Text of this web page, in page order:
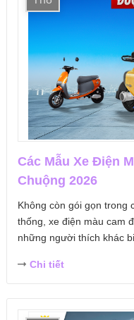
Các Mẫu Xe Điện
Chuộng 2026
Không còn gói gọn trong
thống, xe điện màu cam
những người thích khác
Chi tiết